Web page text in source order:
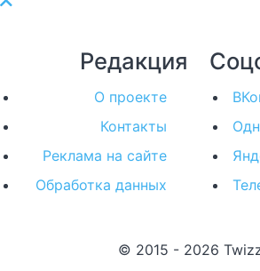
Редакция
О проекте
Контакты
Реклама на сайте
Обработка данных
© 2015 - 2026